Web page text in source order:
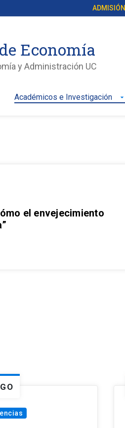
ADMISIÓN
Economía
y Administración UC
Académicos e Investigación arrow_drop_down
el envejecimiento